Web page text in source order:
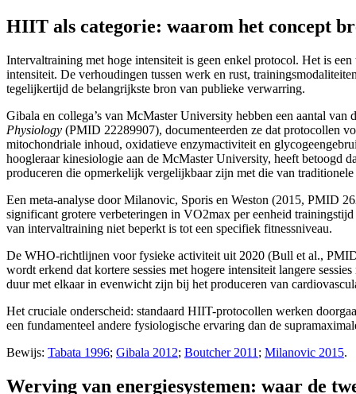
HIIT als categorie: waarom het concept
Intervaltraining met hoge intensiteit is geen enkel protocol. Het is
intensiteit. De verhoudingen tussen werk en rust,
tegelijkertijd de belangrijkste bron van publieke verwarring.
Gibala en collega’s van McMaster University hebben een aantal
Physiology (PMID 22289907), documenteerden ze dat protocollen
mitochondriale inhoud, oxidatieve enzymactiviteit en
hoogleraar kinesiologie aan de McMaster University, heeft betoogd
produceren die opmerkelijk vergelijkbaar zijn met die van
Een meta-analyse door Milanovic, Sporis en Weston (2015, PMID
significant grotere verbeteringen in VO2max per eenheid
van intervaltraining niet beperkt is tot een specifiek fitnessniveau.
De WHO-richtlijnen voor fysieke activiteit uit 2020 (Bull et al.,
wordt erkend dat kortere sessies met hogere intensiteit langere
duur met elkaar in evenwicht zijn bij het produceren van
Het cruciale onderscheid: standaard HIIT-protocollen werken
een fundamenteel andere fysiologische ervaring dan de
Bewijs: Tabata 1996; Gibala 2012; Boutcher 2011 ; Milanovic 2015.
Werving van energiesystemen: waar de